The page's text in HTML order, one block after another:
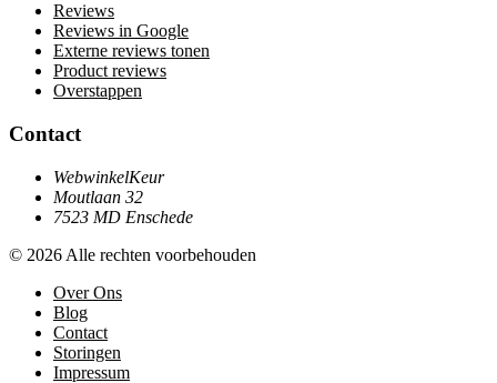
Reviews
Reviews in Google
Externe reviews tonen
Product reviews
Overstappen
Contact
WebwinkelKeur
Moutlaan 32
7523 MD Enschede
© 2026 Alle rechten voorbehouden
Over Ons
Blog
Contact
Storingen
Impressum